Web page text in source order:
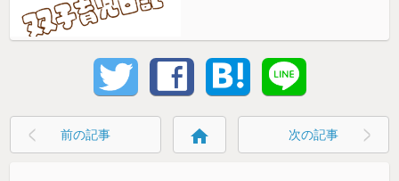
前の記事 home 次の記事